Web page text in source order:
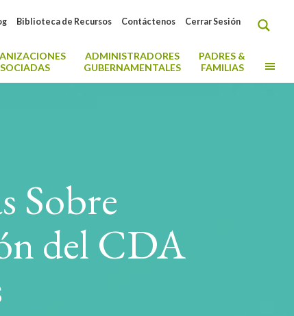
Cerrar Sesión
Contáctenos
Biblioteca de Recursos
ADMINISTRADORES
GUBERNAMENTALES
PADRES &
FAMILIAS
Sobre
del CDA